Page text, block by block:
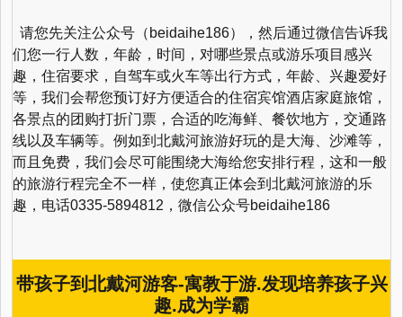
请您先关注公众号（beidaihe186），然后通过微信告诉我
们您一行人数，年龄，时间，对哪些景点或游乐项目感兴
趣，住宿要求，自驾车或火车等出行方式，年龄、兴趣爱好
等，我们会帮您预订好方便适合的住宿宾馆酒店家庭旅馆，
各景点的团购打折门票，合适的吃海鲜、餐饮地方，交通路
线以及车辆等。例如到北戴河旅游好玩的是大海、沙滩等，
而且免费，我们会尽可能围绕大海给您安排行程，这和一般
的旅游行程完全不一样，使您真正体会到北戴河旅游的乐
趣，电话0335-5894812，微信公众号beidaihe186
带孩子到北戴河游客-寓教于游.发现培养孩子兴
趣.成为学霸